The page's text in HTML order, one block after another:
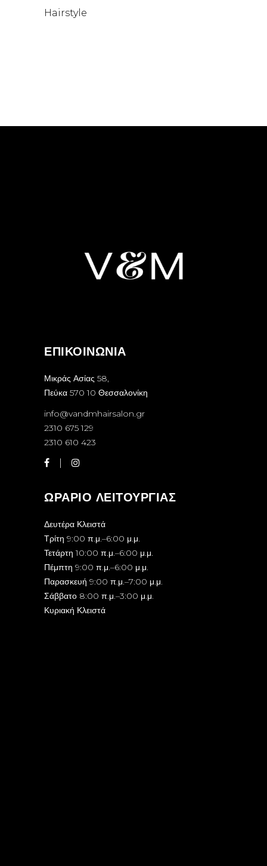
Hairstyle
ΕΠΙΚΟΙΝΩΝΙΑ
Μικράς Ασίας 58,
Πεύκα 570 10 Θεσσαλονίκη
info@vandmhairsalon.gr
2310 675 129
2310 610 423
ΩΡΆΡΙΟ ΛΕΙΤΟΥΡΓΊΑΣ
Δευτέρα Κλειστά
Τρίτη 9:00 π.μ.–6:00 μ.μ.
Τετάρτη 10:00 π.μ.–6:00 μ.μ.
Πέμπτη 9:00 π.μ.–6:00 μ.μ.
Παρασκευή 9:00 π.μ.–7:00 μ.μ.
Σάββατο 8:00 π.μ.–3:00 μ.μ.
Κυριακή Κλειστά